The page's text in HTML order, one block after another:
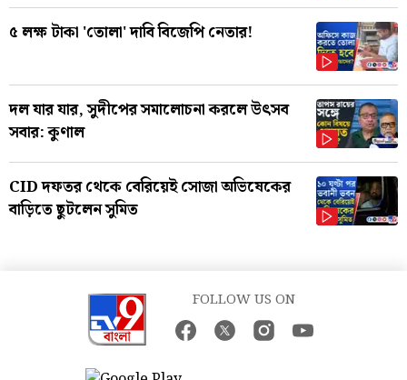
৫ লক্ষ টাকা 'তোলা' দাবি বিজেপি নেতার!
দল যার যার, সুদীপের সমালোচনা করলে উৎসব
সবার: কুণাল
CID দফতর থেকে বেরিয়েই সোজা অভিষেকের
বাড়িতে ছুটলেন সুমিত
FOLLOW US ON